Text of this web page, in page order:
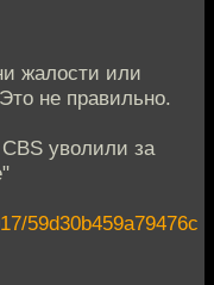
жалости или
не правильно.
уволили за
59d30b459a79476c